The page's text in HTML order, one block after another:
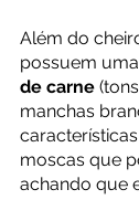
Além do
possuem
de carne
manchas
moscas que
achando que